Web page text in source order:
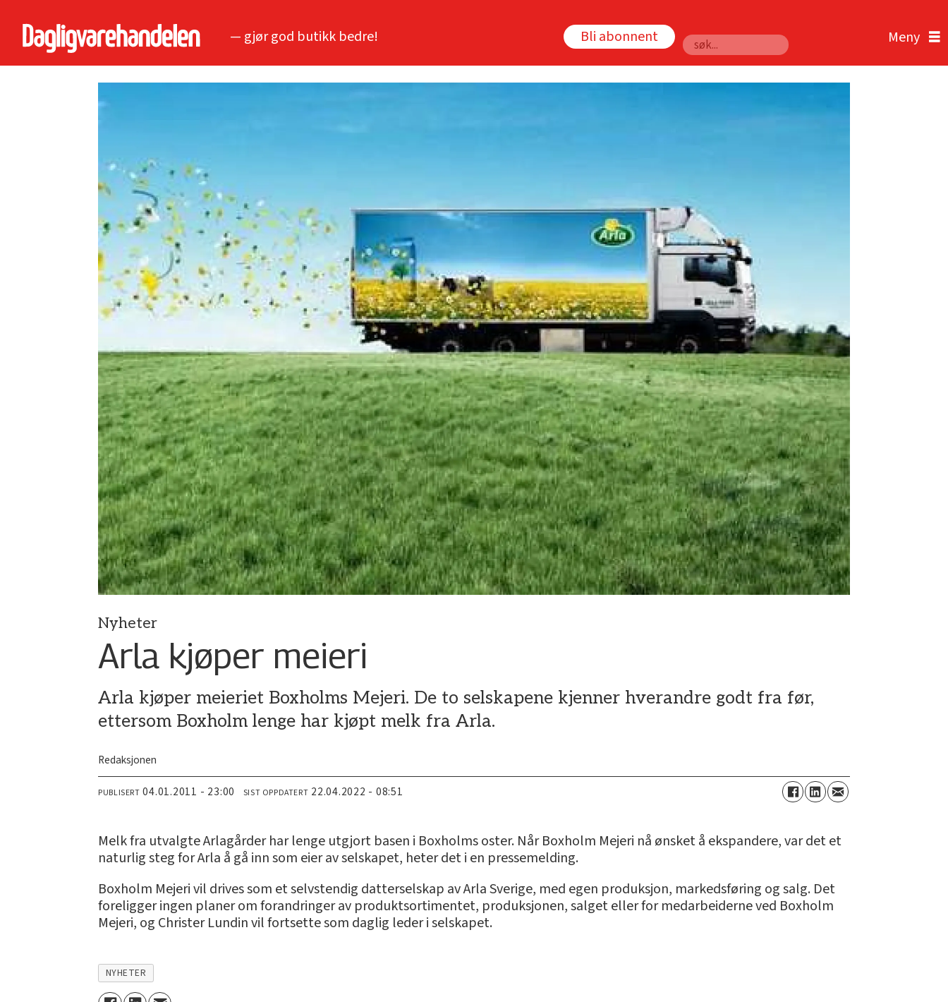
— gjør god butikk bedre! Bli abonnent
Søk
Nyheter
Arla kjøper meieri
Arla kjøper meieriet Boxholms Mejeri. De to selskapene kjenner hverandre godt fra før,
ettersom Boxholm lenge har kjøpt melk fra Arla.
Redaksjonen
PUBLISERT 04.01.2011 - 23:00 SIST OPPDATERT 22.04.2022 - 08:51
Melk fra utvalgte Arlagårder har lenge utgjort basen i Boxholms oster. Når Boxholm Mejeri nå ønsket å ekspandere, var det et
naturlig steg for Arla å gå inn som eier av selskapet, heter det i en pressemelding.
Boxholm Mejeri vil drives som et selvstendig datterselskap av Arla Sverige, med egen produksjon, markedsføring og salg. Det
foreligger ingen planer om forandringer av produktsortimentet, produksjonen, salget eller for medarbeiderne ved Boxholm
Mejeri, og Christer Lundin vil fortsette som daglig leder i selskapet.
NYHETER